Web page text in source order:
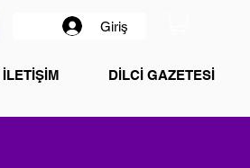
Giriş
İLETİŞİM DİLCİ GAZETESİ